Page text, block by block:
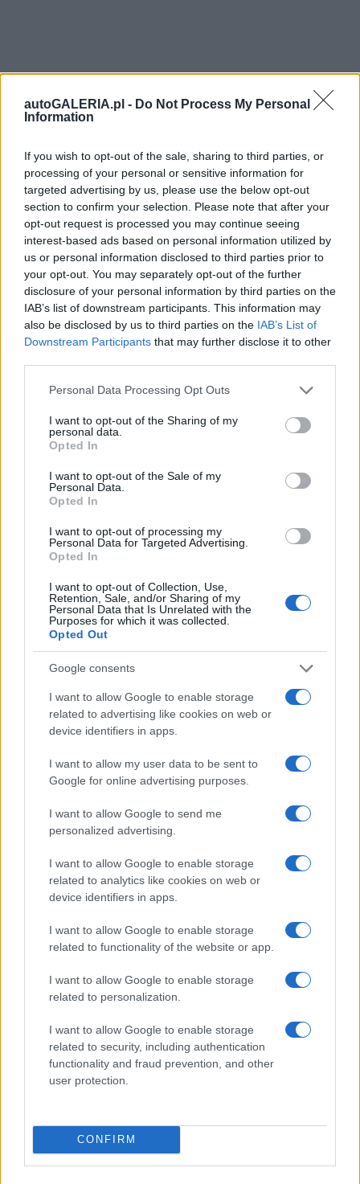
autoGALERIA.pl - Do Not Process My Personal
Information
If you wish to opt-out of the sale, sharing to third parties, or
processing of your personal or sensitive information for
targeted advertising by us, please use the below opt-out
section to confirm your selection. Please note that after your
opt-out request is processed you may continue seeing
interest-based ads based on personal information utilized by
us or personal information disclosed to third parties prior to
your opt-out. You may separately opt-out of the further
disclosure of your personal information by third parties on the
IAB’s list of downstream participants. This information may
also be disclosed by us to third parties on the IAB’s List of
Downstream Participants that may further disclose it to other
Please note that this website/app uses one or more Google
not limited to your visit or usage behaviour. You may click to
grant or deny consent to Google and its third-party tags to
use your data for below specified purposes in below Google
consent section.
Personal Data Processing Opt Outs
I want to opt-out of the Sharing of my
personal data.
Opted In
I want to opt-out of the Sale of my
Personal Data.
Opted In
I want to opt-out of processing my
Personal Data for Targeted Advertising.
Opted In
I want to opt-out of Collection, Use,
Retention, Sale, and/or Sharing of my
Personal Data that Is Unrelated with the
Purposes for which it was collected.
Opted Out
Google consents
I want to allow Google to enable storage
related to advertising like cookies on web or
device identifiers in apps.
I want to allow my user data to be sent to
Google for online advertising purposes.
I want to allow Google to send me
personalized advertising.
I want to allow Google to enable storage
related to analytics like cookies on web or
device identifiers in apps.
I want to allow Google to enable storage
related to functionality of the website or app.
I want to allow Google to enable storage
related to personalization.
I want to allow Google to enable storage
related to security, including authentication
functionality and fraud prevention, and other
user protection.
CONFIRM